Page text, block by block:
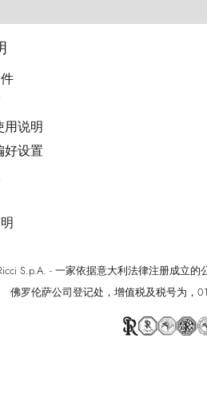
用说明
好设置
S.p.A. - 一家依据意大利法律注册成立的
佛罗伦萨公司登记处，增值税及税号为，